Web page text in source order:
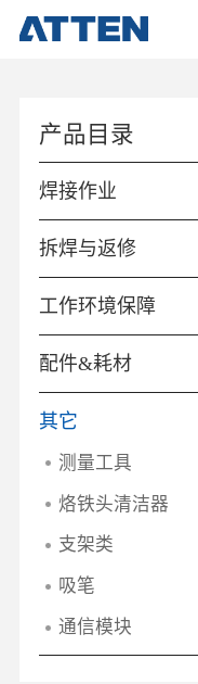
产品目录
焊接作业
拆焊与返修
工作环境保障
配件&耗材
其它
测量工具
烙铁头清洁器
支架类
吸笔
通信模块